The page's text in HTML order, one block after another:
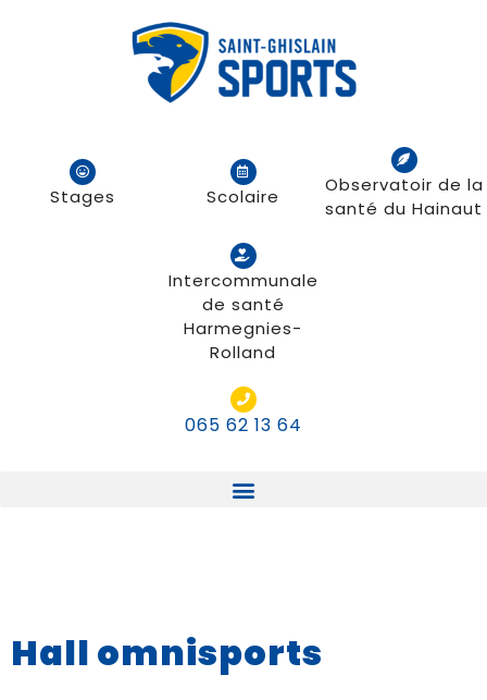
Stages Scolaire
Observatoir de la
santé du Hainaut
Intercommunale
de santé
Harmegnies-
Rolland
065 62 13 64
Hall omnisports